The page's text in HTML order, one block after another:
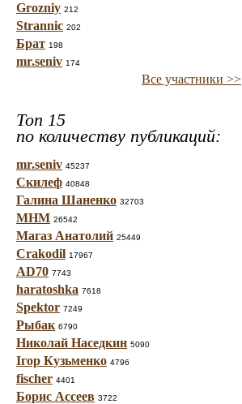
Grozniy 212
Strannic 202
Брат 198
mr.seniv 174
Все участники >>
Топ 15
по количеству публикаций:
mr.seniv 45237
Скилеф 40848
Галина Шаненко 32703
МНМ 26542
Магаз Анатолий 25449
Crakodil 17967
AD70 7743
haratoshka 7618
Spektor 7249
Рыбак 6790
Николай Наседкин 5090
Ігор Кузьменко 4796
fischer 4401
Борис Ассеев 3722